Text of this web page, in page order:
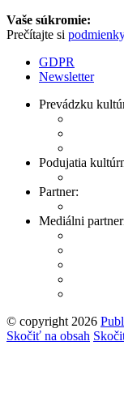
Vaše súkromie:
Prečítajte si
GDPR
Newsletter
Prevádzku
Podujatia
Partner:
Mediálni
© copyright 2026
Tvorba stránok: Enjoy
Skočiť na obsah